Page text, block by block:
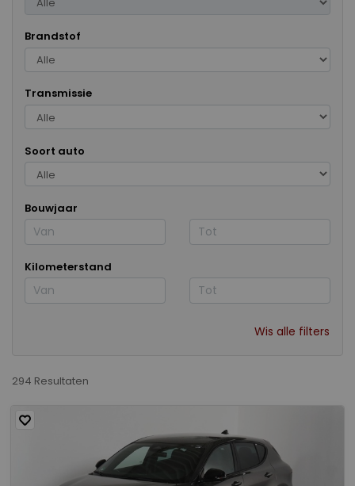
Brandstof
Transmissie
Soort auto
Bouwjaar
Kilometerstand
Wis alle filters
294 Resultaten